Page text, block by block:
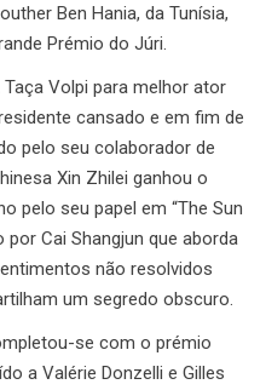
Ben Hania, da Tunísia,
Prémio do Júri.
Volpi para melhor ator
cansado e em fim de
pelo seu colaborador de
Xin Zhilei ganhou o
pelo seu papel em “The Sun
por Cai Shangjun que aborda
não resolvidos
um segredo obscuro.
se com o prémio
a Valérie Donzelli e Gilles